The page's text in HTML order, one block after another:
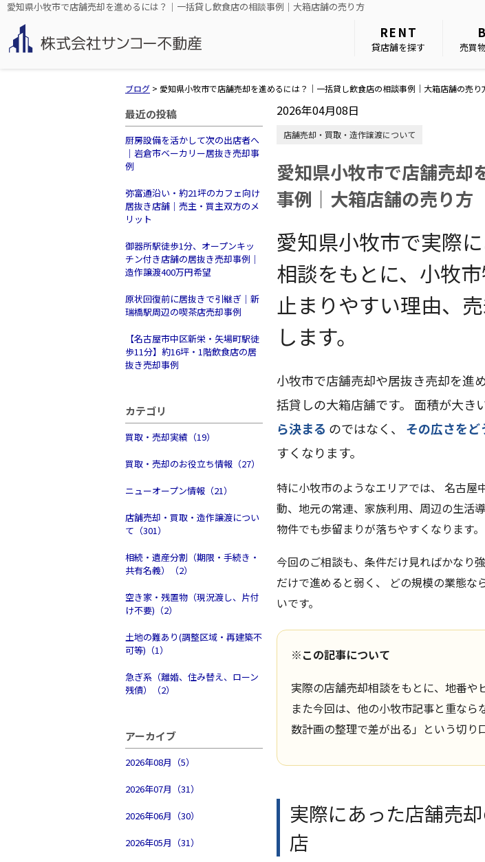
愛知県小牧市で店舗売却を進めるには？｜一括貸し飲食店の相談事例｜大箱店舗の売り方
RENT
貸店舗を探す 売買
ブログ > 愛知県小牧市で店舗売却を進めるには？｜一括貸し飲食店の相談事例｜大箱店舗の売り
最近の投稿
厨房設備を活かして次の出店者へ
｜岩倉市ベーカリー居抜き売却事
例
弥富通沿い・約21坪のカフェ向け
居抜き店舗｜売主・買主双方のメ
リット
御器所駅徒歩1分、オープンキッ
チン付き店舗の居抜き売却事例｜
造作譲渡400万円希望
原状回復前に居抜きで引継ぎ｜新
瑞橋駅周辺の喫茶店売却事例
【名古屋市中区新栄・矢場町駅徒
歩11分】約16坪・1階飲食店の居
抜き売却事例
カテゴリ
買取・売却実績（19）
買取・売却のお役立ち情報（27）
ニューオープン情報（21）
店舗売却・買取・造作譲渡につい
て（301）
相続・遺産分割（期限・手続き・
共有名義）（2）
空き家・残置物（現況渡し、片付
け不要)（2）
土地の難あり(調整区域・再建築不
可等)（1）
急ぎ系（離婚、住み替え、ローン
残債）（2）
アーカイブ
2026年08月（5）
2026年07月（31）
2026年06月（30）
2026年05月（31）
2026年04月08日
店舗売却・買取・造作譲渡について
愛知県小牧市で店舗売却
事例｜大箱店舗の売り方
愛知県小牧市で実際
相談をもとに、小牧
止まりやすい理由、
します。
小牧市で店舗売却や居抜き売却を進
括貸しの大箱店舗です。 面積が大き
ら決まる のではなく、 その広さを
すくなります。
特に小牧市のようなエリアでは、 名古屋
動、地元の常連、家族利用、周辺の生活
物件でも歩留まりが落ちやすくなります。
今回のご相談も、条件だけ見ればかなり
だけで進めると弱く、 どの規模の業態
いです。
※この記事について
実際の店舗売却相談をもとに、地番や
また今回は、他の小牧市記事と重な
数計画の整理で差が出る」という切り
実際にあった店舗売
店